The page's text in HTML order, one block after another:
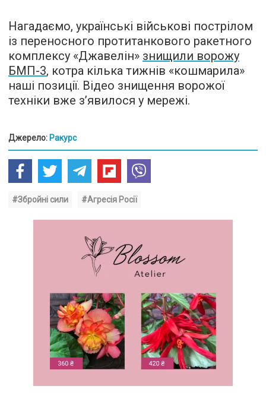
Нагадаємо, українські військові пострілом
із переносного протитанкового ракетного
комплексу «Джавелін» знищили ворожу
БМП-3, котра кілька тижнів «кошмарила»
наші позиції. Відео знищення ворожої
техніки вже з’явилося у мережі.
Джерело: Ракурс
#Збройні сили #Агресія Росії